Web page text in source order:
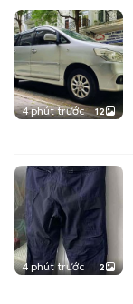
4 phút trước 12
4 phút trước 2